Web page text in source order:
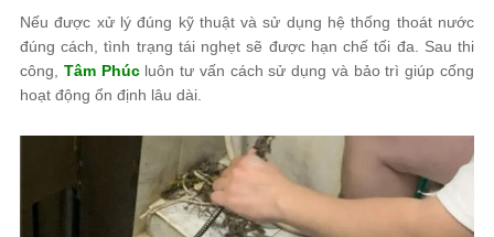
Nếu được xử lý đúng kỹ thuật và sử dụng hệ thống thoát nước
đúng cách, tình trạng tái nghẹt sẽ được hạn chế tối đa. Sau thi
công, Tâm Phúcluôn tư vấn cách sử dụng và bảo trì giúp cống
hoạt động ổn định lâu dài.